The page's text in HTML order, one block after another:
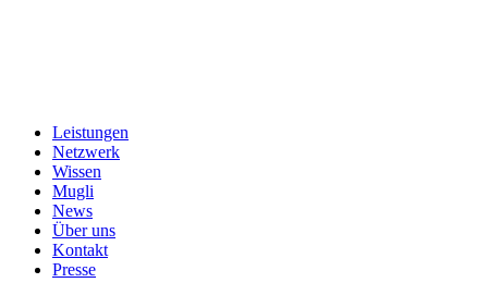
Leistungen
Netzwerk
Wissen
Mugli
News
Über uns
Kontakt
Presse